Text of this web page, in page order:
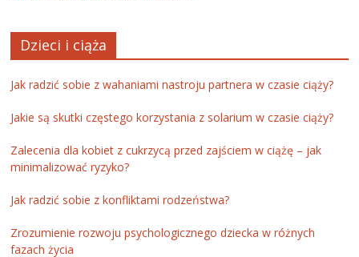
Dzieci i ciąża
Jak radzić sobie z wahaniami nastroju partnera w czasie ciąży?
Jakie są skutki częstego korzystania z solarium w czasie ciąży?
Zalecenia dla kobiet z cukrzycą przed zajściem w ciążę – jak
minimalizować ryzyko?
Jak radzić sobie z konfliktami rodzeństwa?
Zrozumienie rozwoju psychologicznego dziecka w różnych
fazach życia